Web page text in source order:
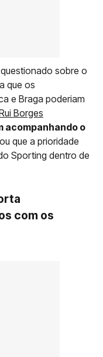
sobre o
que os
e Braga poderiam
Borges
acompanhando o
que a prioridade
Sporting dentro de
com os